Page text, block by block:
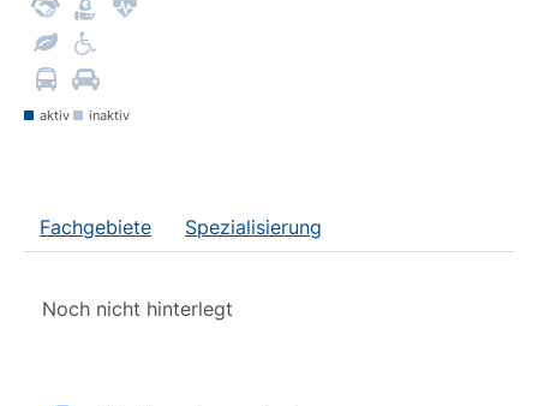
aktiv inaktiv
Fachgebiete Spezialisierung
Noch nicht hinterlegt